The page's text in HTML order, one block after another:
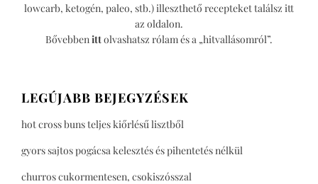
lowcarb, ketogén, paleo, stb.) illeszthető recepteket találsz itt
az oldalon.
Bővebben ittolvashatsz rólam és a „hitvallásomról”.
LEGÚJABB BEJEGYZÉSEK
hot cross buns teljes kiőrlésű lisztből
gyors sajtos pogácsa kelesztés és pihentetés nélkül
churros cukormentesen, csokiszósszal